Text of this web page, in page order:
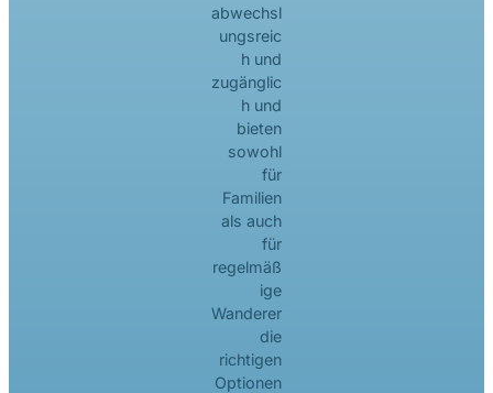
abwechsl
ungsreic
h und
zugänglic
h und
bieten
sowohl
für
Familien
als auch
für
regelmäß
ige
Wanderer
die
richtigen
Optionen